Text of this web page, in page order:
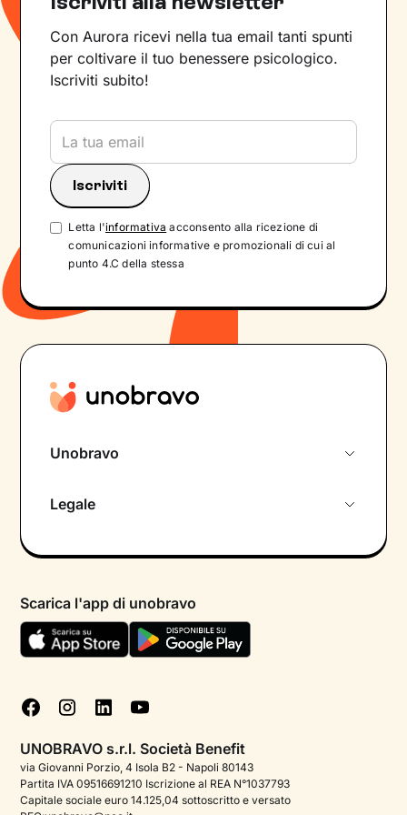
Con Aurora ricevi nella tua email tanti spunti
per coltivare il tuo benessere psicologico.
Iscriviti subito!
Letta l'informativa acconsento alla ricezione di
comunicazioni informative e promozionali di cui al
punto 4.C della stessa
Unobravo
Psicologo in chat
Aiuto urgente
FAQ
Podcast di psicologia
Corporate
Legale
Termini e condizioni
Informativa Privacy
Cookie policy
Gestisci cookie
Scarica l'app di unobravo
UNOBRAVO s.r.l. Società Benefit
via Giovanni Porzio, 4 Isola B2 - Napoli 80143
Partita IVA 09516691210 Iscrizione al REA N°1037793
Capitale sociale euro 14.125,04 sottoscritto e versato